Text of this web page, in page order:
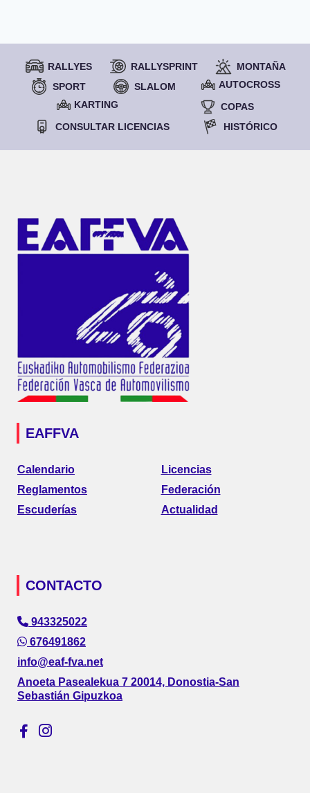
RALLYES RALLYSPRINT
MONTAÑA
SPORT
SLALOM
AUTOCROSS
KARTING
COPAS
CONSULTAR LICENCIAS
HISTÓRICO
EAFFVA
Calendario
Reglamentos
Escuderías
Licencias
Federación
Actualidad
CONTACTO
943325022
676491862
info@eaf-fva.net
Anoeta Pasealekua 7 20014, Donostia-San
Sebastián Gipuzkoa